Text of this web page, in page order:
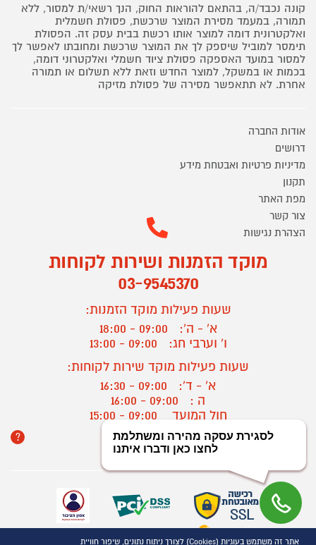
קונה נכבד/ה, בהתאם להוראות החוק, הנך רשאי/ת למסור, ללא
תמורה, במעמד מסירת המוצר שרכשת, פסולת חשמלית
ואלקטרונית דומה למוצר אותו רכשת בבית עסק זה. הפסולת
תימסר למוביל שיספק לך את המוצר שרכשת ומחובתו לאפשר לך
למסור במועד האספקה פסולת ציוד חשמלי ואלקטרוני דומה,
בכמות או במשקל, למוצר החדש וזאת ללא תשלום או תמורה
אחרת. לא תתאפשר מסירה של פסולת מזיקה
אודות החברה
דרושים
מדיניות פרטיות ואבטחת מידע
תקנון
מפת האתר
צור קשר
הצהרת נגישות
מוקד הזמנות ושירות לקוחות
03-9545370
שעות פעילות מוקד הזמנות:
א' - ה':
09:00 - 18:00
ו' וערבי חג:
09:00 - 13:00
שעות פעילות מוקד שירות לקוחות:
א' - ד':
09:00 - 16:30
ה :
09:00 - 16:00
חול המועד
? יצירת קשר/ביטול הזמנה
אתר זה משתמש בעוגיות (Cookies) לצורך ניתוח נתונים, שיפור חוויית